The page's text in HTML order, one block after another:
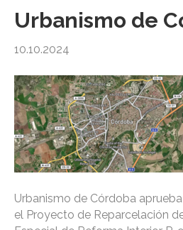
Urbanismo de
10.10.2024
Urbanismo de Córdoba
el Proyecto de Reparcelación